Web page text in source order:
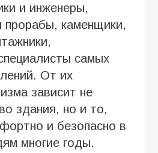
и инженеры,
прорабы, каменщики,
самых
От их
зависит не
здания, но и то,
и безопасно в
многие годы.